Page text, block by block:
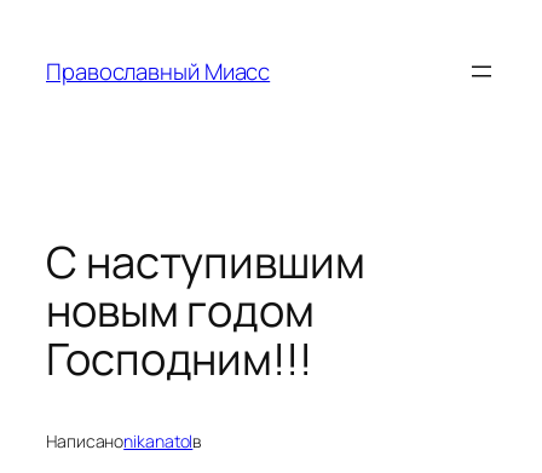
содержимому
Православный Миасс
С наступившим
новым годом
Господним!!!
Написаноnikanatolв